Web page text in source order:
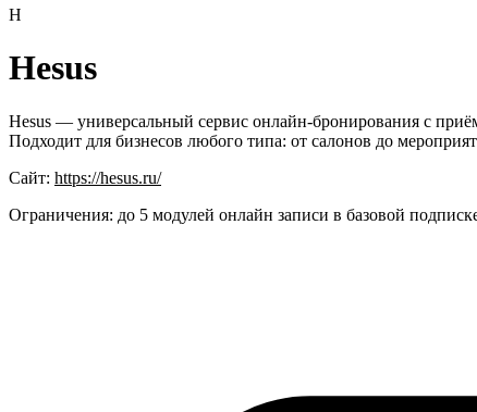
H
Hesus
Hesus — универсальный сервис онлайн-бронирования с
Подходит для бизнесов любого типа: от салонов до
Сайт: https://hesus.ru/
Ограничения: до 5 модулей онлайн записи в базовой